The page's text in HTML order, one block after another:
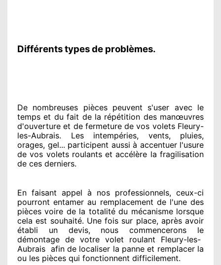
Différents types de problèmes.
De nombreuses pièces peuvent s'user avec le
temps et du fait de la répétition des manœuvres
d'ouverture et de fermeture de vos volets Fleury-
les-Aubrais. Les intempéries, vents, pluies,
orages, gel... participent aussi à accentuerl'usure
de vos volets roulants et accélère la fragilisation
de ces derniers.
En faisant appel à nos professionnels, ceux-ci
pourront entamer au remplacement de l'une des
pièces voire de la totalitédu mécanisme lorsque
cela est souhaité. Une fois sur place, après avoir
établi un devis, nous commencerons le
démontage de votre volet roulant Fleury-les-
Aubrais afin de localiser la panne et remplacerla
ou les pièces qui fonctionnent difficilement.